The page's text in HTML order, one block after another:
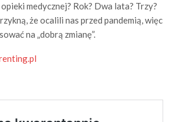
medycznej? Rok? Dwa lata? Trzy?
że ocalili nas przed pandemią, więc
na „dobrą zmianę”.